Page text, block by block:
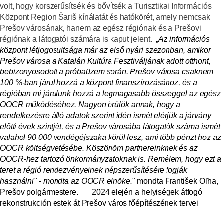
volt, hogy korszerűsítsék és bővítsék a Turisztikai Információs
Központ Region Šariš kínálatát és hatókörét, amely nemcsak
Prešov városának, hanem az egész régiónak és a Prešovi
régiónak a látogatói számára is kaput jelent. „Az információs
központ létjogosultsága már az első nyári szezonban, amikor
Prešov városa a Katalán Kultúra Fesztiváljának adott otthont,
bebizonyosodott a próbaüzem során. Prešov városa csaknem
100 %-ban járul hozzá a központ finanszírozásához, és a
régióban mi járulunk hozzá a legmagasabb összeggel az egész
OOCR működéséhez. Nagyon örülök annak, hogy a
rendelkezésre álló adatok szerint idén ismét elérjük a járvány
előtti évek szintjét, és a Prešov városába látogatók száma ismét
valahol 90 000 vendégéjszaka körül lesz, ami több pénzt hoz az
OOCR költségvetésébe. Köszönöm partnereinknek és az
OOCR-hez tartozó önkormányzatoknak is. Remélem, hogy ezt a
teret a régió rendezvényeinek népszerűsítésére fogják
használni" - mondta az OOCR elnöke."mondta František Oľha,
Prešov polgármestere.
2024 elején a helyiségek átfogó
rekonstrukción estek át Prešov város főépítészének tervei